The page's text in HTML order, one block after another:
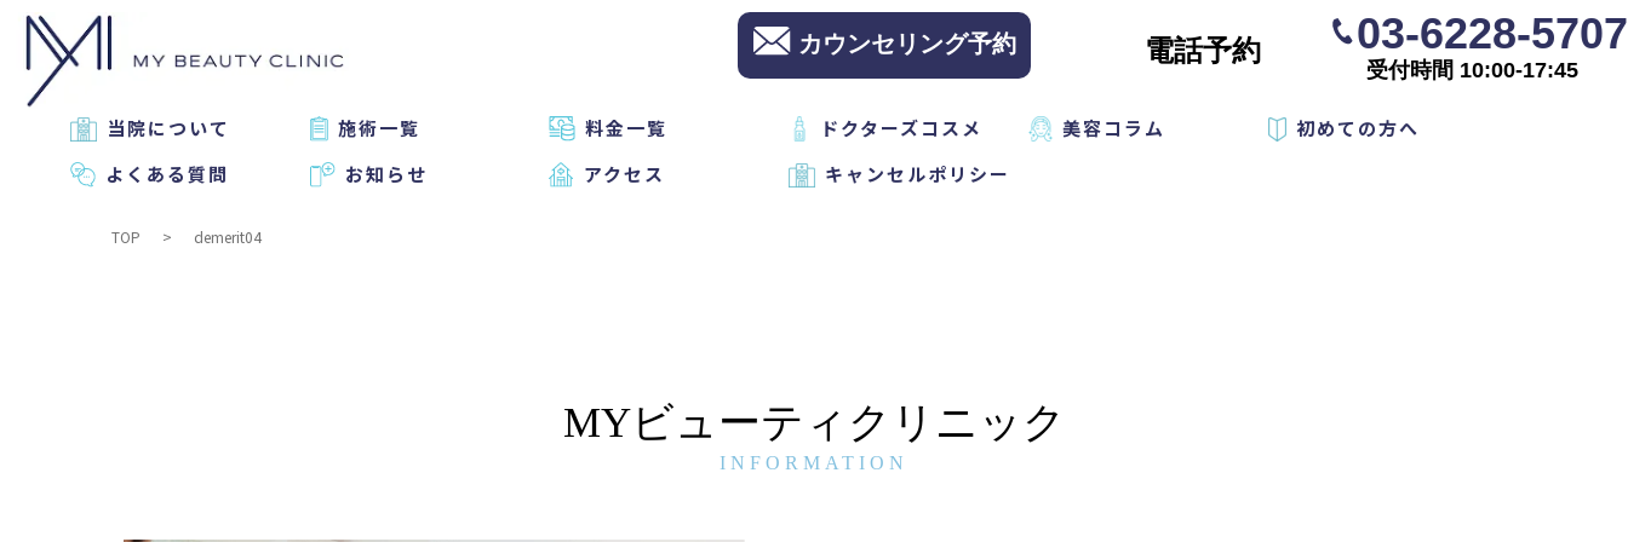
カウンセリング予約 電話予約 03-6228-5707
受付時間 10:00-17:45
当院について 施術一覧 料金一覧 ドクターズコスメ 美容コラム
初めての方へ
よくある質問
お知らせ アクセス キャンセルポリシー
TOP demerit04
MYビューティクリニック
INFORMATION